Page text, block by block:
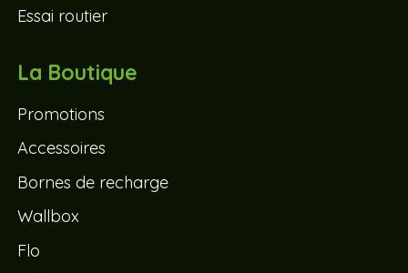
Essai routier
La Boutique
Promotions
Accessoires
Bornes de recharge
Wallbox
Flo